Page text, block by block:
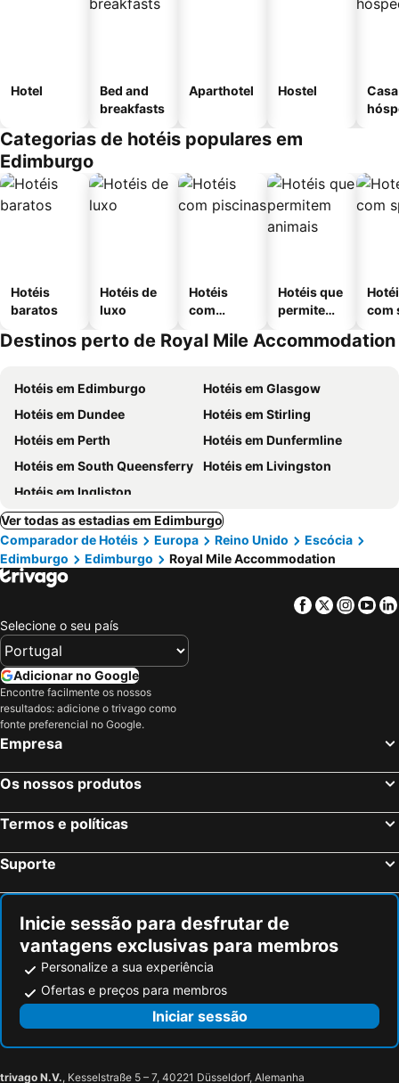
Hotel
Bed and
breakfasts
Aparthotel Hostel
Categorias de hotéis populares em
Edimburgo
Hotéis
baratos
Hotéis de
luxo
Hotéis
com
Hotéis que
permitem
com
Destinos perto de Royal Mile Accommodation
Hotéis em Edimburgo
Hotéis em Glasgow
Hotéis em Dundee
Hotéis em Stirling
Hotéis em Perth
Hotéis em Dunfermline
Hotéis em South Queensferry
Hotéis em Livingston
Hotéis em Ingliston
Ver todas as estadias em Edimburgo
Comparador de Hotéis
Europa Reino Unido
Escócia
Edimburgo
Edimburgo Royal Mile Accommodation
Facebook
Twitter
Selecione o seu país
Adicionar no Google
Encontre facilmente os nossos
resultados: adicione o trivago como
fonte preferencial no Google.
Empresa
Os nossos produtos
Termos e políticas
Suporte
Inicie sessão para desfrutar de
vantagens exclusivas para membros
Personalize a sua experiência
Ofertas e preços para membros
Iniciar sessão
trivago N.V., Kesselstraße 5 – 7, 40221 Düsseldorf, Alemanha